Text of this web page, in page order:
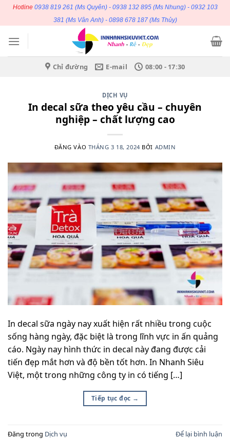
dung
Hotline 0938 819 261 (Ms Quyên) - 0938 132 895(Ms Nhung) - 0932 103
381 (Ms Vân Anh) - 0898 678 187(Ms Thủy)
Chỉ đường E-mail 08:00 - 17:30
DỊCH VỤ
In decal sữa theo yêu cầu – chuyên
nghiệp – chất lượng cao
ĐĂNG VÀO THÁNG 3 18, 2024 BỞI ADMIN
In decal sữa ngày nay xuất hiện rất nhiều trong cuộc
sống hàng ngày, đặc biệt là trong lĩnh vực in ấn quảng
cáo. Ngày nay hình thức in decal này đang được cải
tiến đẹp mắt hơn và độ bền tốt hơn. In Nhanh Siêu
Việt, một trong những công ty in có tiếng […]
Tiếp tục đọc →
Đăng trong Dịch vụ Để lại bình luận